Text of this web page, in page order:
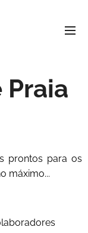
prontos para os
máximo...